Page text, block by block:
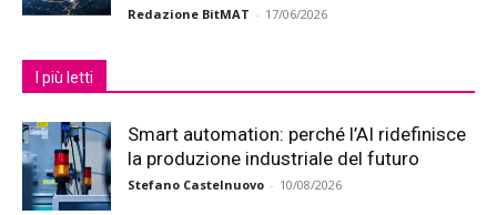
Redazione BitMAT - 17/06/2026
I più letti
Smart automation: perché l’AI ridefinisce
la produzione industriale del futuro
Stefano Castelnuovo - 10/08/2026